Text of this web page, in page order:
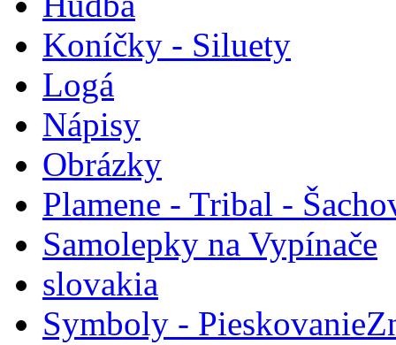
Koníčky - Siluety
Logá
Nápisy
Obrázky
Plamene - Tribal -
Samolepky na Vypínače
slovakia
Symboly - Pieskovanie